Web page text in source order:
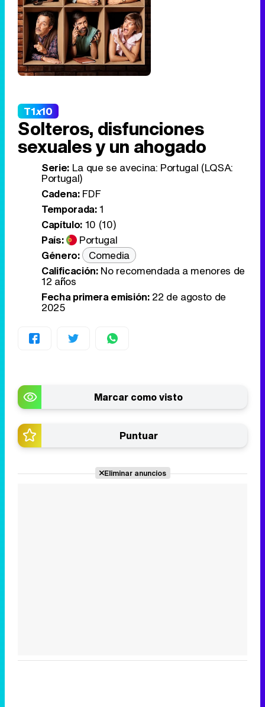
T1x10
Solteros, disfunciones
sexuales y un ahogado
Serie:La que se avecina: Portugal (LQSA:
Portugal)
Cadena:FDF
Temporada:1
Capítulo:10 (10)
País:
Portugal
Género:
Comedia
Calificación:No recomendada a menores de
12 años
Fecha primera emisión:22 de agosto de
2025
Marcar como visto
Puntuar
Eliminar anuncios